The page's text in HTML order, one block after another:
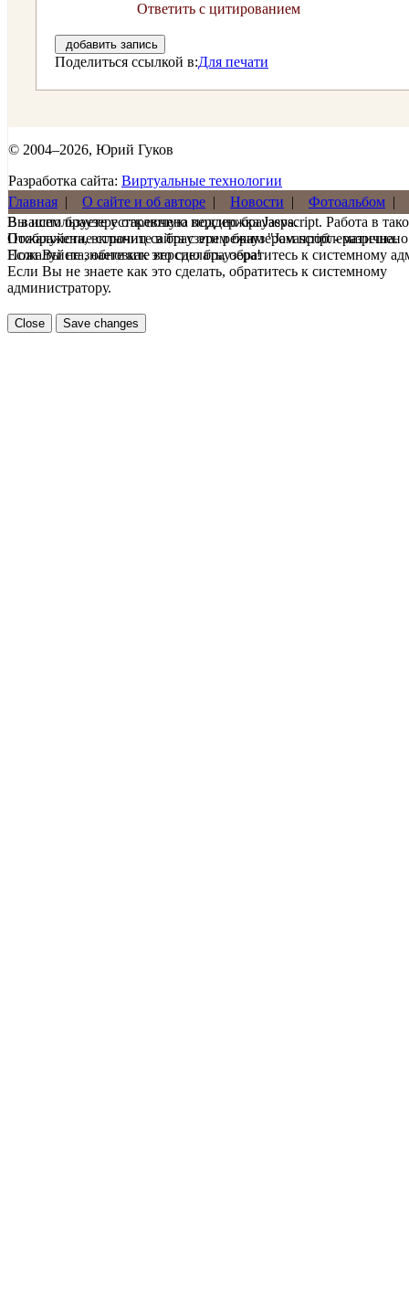
Ответить с цитированием
добавить запись
Поделиться ссылкой в:Для печати
© 2004–2026, Юрий Гуков
Разработка сайта: Виртуальные технологии
Главная | О сайте и об авторе | Новости | Фотоальбом |
В вашем браузере отключена поддержка Jasvscript. Работа в
Пожалуйста, включите в браузере режим "Javascript -
Если Вы не знаете как это сделать, обратитесь к системному
Вы используете устаревшую версию браузера.
Отображение страниц сайта с этим браузером проблематична.
Пожалуйста, обновите версию браузера!
Если Вы не знаете как это сделать, обратитесь к системному
администратору.
Close Save changes